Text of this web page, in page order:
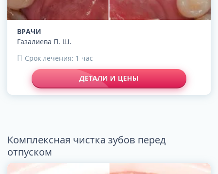
ВРАЧИ
Газалиева П. Ш.
Срок лечения: 1 час
ДЕТАЛИ И ЦЕНЫ
Комплексная чистка зубов перед
отпуском